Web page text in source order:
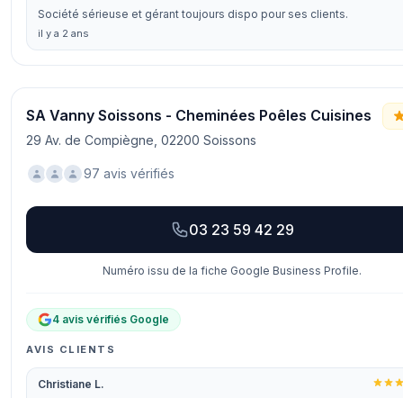
Société sérieuse et gérant toujours dispo pour ses clients.
il y a 2 ans
SA Vanny Soissons - Cheminées Poêles Cuisines
29 Av. de Compiègne, 02200 Soissons
97 avis vérifiés
03 23 59 42 29
Numéro issu de la fiche Google Business Profile.
4 avis vérifiés Google
AVIS CLIENTS
Christiane L.